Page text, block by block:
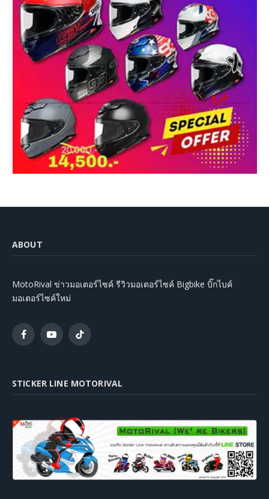
ABOUT
MotoRival ข่าวมอเตอร์ไซค์ รีวิวมอเตอร์ไซค์ Bigbike บิ๊กไบค์
มอเตอร์ไซค์ใหม่
FacebookYouTubeTikTok
STICKER LINE MOTORIVAL